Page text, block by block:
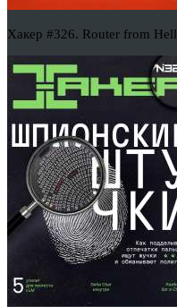
Хакер #326. Router from Hell